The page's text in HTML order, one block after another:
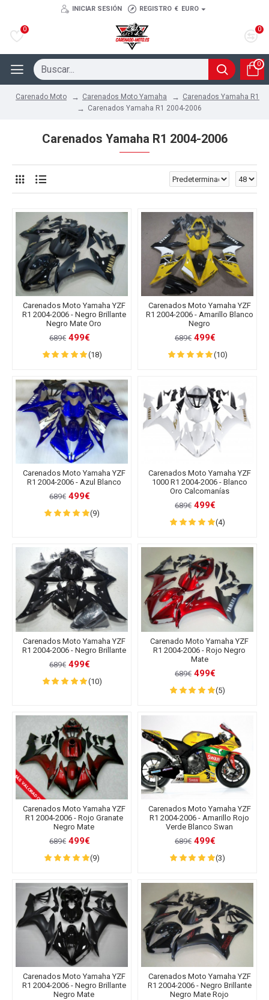
INICIAR SESIÓN REGISTRO € EURO
0 0
0
Carenado Moto Carenados Moto Yamaha
Carenados Yamaha R1
Carenados Yamaha R1 2004-2006
Carenados Yamaha R1 2004-2006
Carenados Moto Yamaha YZF
R1 2004-2006 - Negro Brillante
Negro Mate Oro
689€ 499€
(18)
Carenados Moto Yamaha YZF
R1 2004-2006 - Amarillo Blanco
Negro
689€ 499€
(10)
Carenados Moto Yamaha YZF
R1 2004-2006 - Azul Blanco
689€ 499€
(9)
Carenados Moto Yamaha YZF
1000 R1 2004-2006 - Blanco
Oro Calcomanías
689€ 499€
(4)
Carenados Moto Yamaha YZF
R1 2004-2006 - Negro Brillante
689€ 499€
(10)
Carenado Moto Yamaha YZF
R1 2004-2006 - Rojo Negro
Mate
689€ 499€
(5)
MÁS VALORADOS
Carenados Moto Yamaha YZF
R1 2004-2006 - Rojo Granate
Negro Mate
689€ 499€
(9)
Carenados Moto Yamaha YZF
R1 2004-2006 - Amarillo Rojo
Verde Blanco Swan
689€ 499€
(3)
Carenados Moto Yamaha YZF
R1 2004-2006 - Negro Brillante
Negro Mate
Carenados Moto Yamaha YZF
R1 2004-2006 - Negro Brillante
Negro Mate Rojo